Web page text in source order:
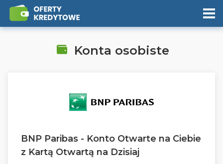
Konta osobiste
BNP Paribas - Konto Otwarte na Ciebie
z Kartą Otwartą na Dzisiaj